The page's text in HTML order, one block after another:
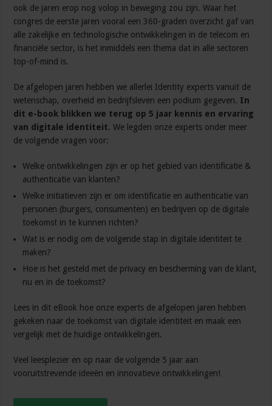
ook de jaren erop nog volop in beweging zou zijn. Waar het
congres de eerste jaren vooral een 360-graden overzicht gaf van
alle zakelijke en technologische ontwikkelingen in de telecom en
financiële sector, is het inmiddels een thema dat in alle sectoren
top-of-mind is.
De afgelopen jaren hebben we allerlei Identity experts vanuit de
wetenschap, overheid en bedrijfsleven een podium gegeven. In
dit e-book blikken we terug op 5 jaar kennis en ervaring
van digitale identiteit. We legden onze experts onder meer
de volgende vragen voor:
Welke ontwikkelingen zijn er op het gebied van identificatie &
authenticatie van klanten?
Welke initiatieven zijn er om identificatie en authenticatie van
personen (burgers, consumenten) en bedrijven op de digitale
toekomst in te kunnen richten?
Wat is er nodig om de volgende stap in digitale identiteit te
maken?
Hoe is het gesteld met de privacy en bescherming van de klant,
nu en in de toekomst?
Lees in dit eBook hoe onze experts de afgelopen jaren hebben
gekeken naar de toekomst van digitale identiteit en maak een
vergelijk met de huidige ontwikkelingen.
Veel leesplezier en op naar de volgende 5 jaar aan
vooruitstrevende ideeën en innovatieve ontwikkelingen!